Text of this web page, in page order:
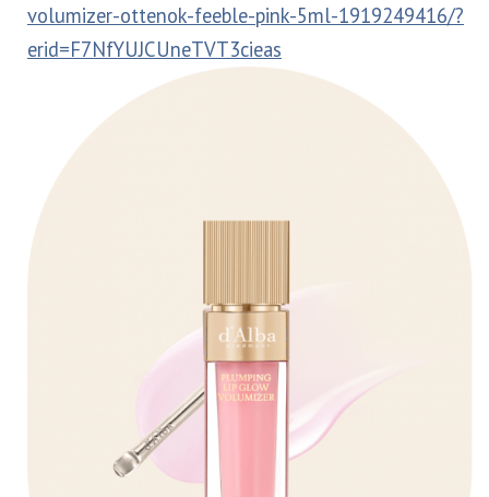
volumizer-ottenok-feeble-pink-5ml-1919249416/?
erid=F7NfYUJCUneTVT3cieas